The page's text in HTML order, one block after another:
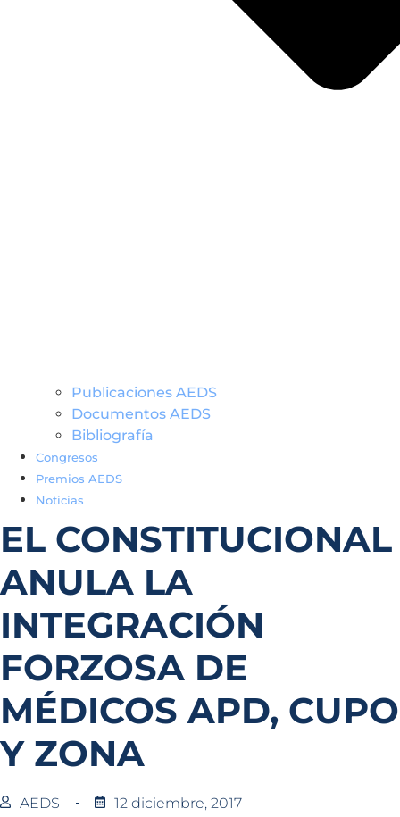
Publicaciones AEDS
Documentos AEDS
Bibliografía
Congresos
Premios AEDS
Noticias
EL CONSTITUCIONAL
ANULA LA
INTEGRACIÓN
FORZOSA DE
MÉDICOS APD, CUPO
Y ZONA
AEDS 12 diciembre, 2017